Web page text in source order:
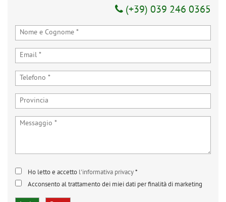
(+39) 039 246 0365
Ho letto e accetto l'informativa privacy*
Acconsento al trattamento dei miei dati per finalità di marketing